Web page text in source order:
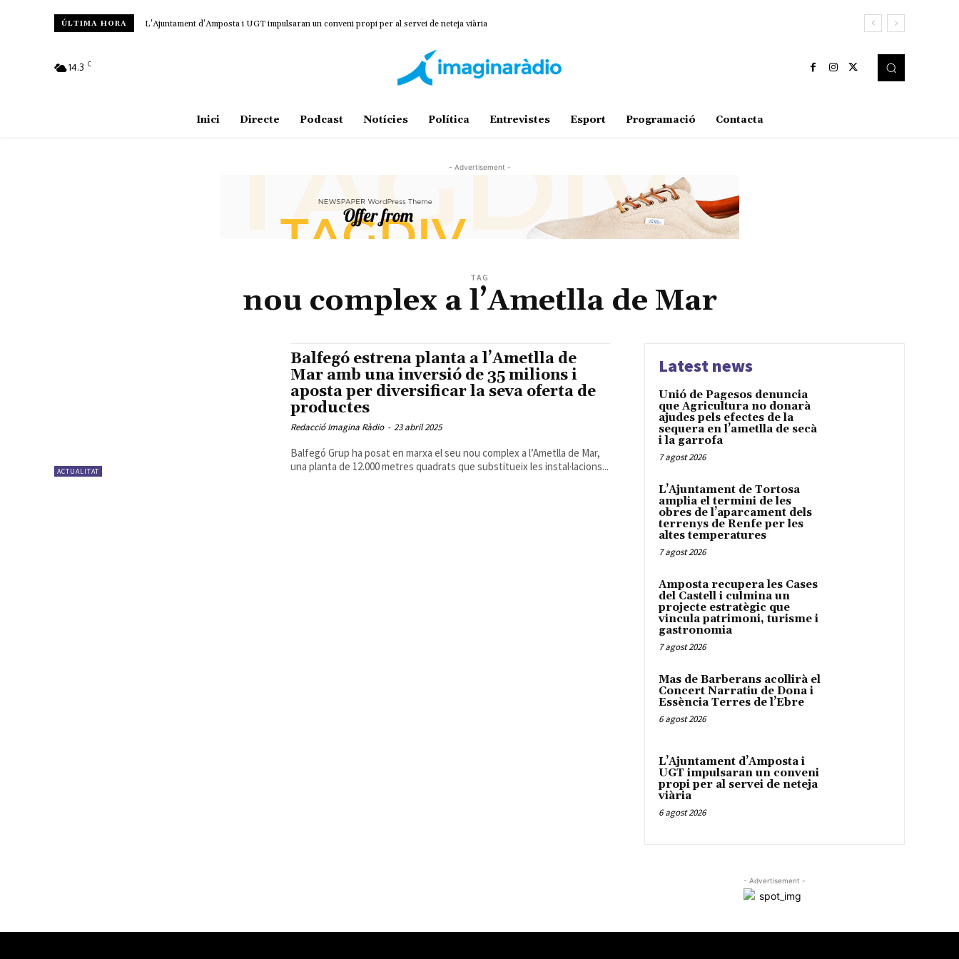
ÚLTIMA HORA L’Ajuntament d’Amposta i UGT impulsaran un conveni propi per al servei de neteja viària
14.3 C
Inici Directe Podcast Notícies Política Entrevistes Esport Programació Contacta
- Advertisement -
TAG
nou complex a l’Ametlla de Mar
ACTUALITAT
Balfegó estrena planta a l’Ametlla de
Mar amb una inversió de 35 milions i
aposta per diversificar la seva oferta de
productes
Redacció Imagina Ràdio - 23 abril 2025
Balfegó Grup ha posat en marxa el seu nou complex a l’Ametlla de Mar,
una planta de 12.000 metres quadrats que substitueix les instal·lacions...
Latest news
Unió de Pagesos denuncia
que Agricultura no donarà
ajudes pels efectes de la
sequera en l’ametlla de secà
i la garrofa
7 agost 2026
L’Ajuntament de Tortosa
amplia el termini de les
obres de l’aparcament dels
terrenys de Renfe per les
altes temperatures
7 agost 2026
Amposta recupera les Cases
del Castell i culmina un
projecte estratègic que
vincula patrimoni, turisme i
gastronomia
7 agost 2026
Mas de Barberans acollirà el
Concert Narratiu de Dona i
Essència Terres de l’Ebre
6 agost 2026
L’Ajuntament d’Amposta i
UGT impulsaran un conveni
propi per al servei de neteja
viària
6 agost 2026
- Advertisement -